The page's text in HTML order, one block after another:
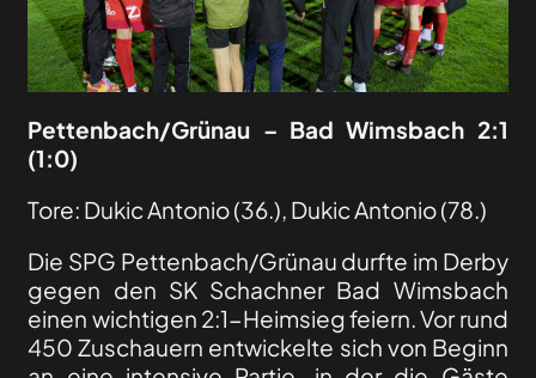
Pettenbach/Grünau – Bad Wimsbach 2:1
(1:0)
Tore: Dukic Antonio (36.), Dukic Antonio (78.)
Die SPG Pettenbach/Grünau durfte im Derby
gegen den SK Schachner Bad Wimsbach
einen wichtigen 2:1-Heimsieg feiern. Vor rund
450 Zuschauern entwickelte sich von Beginn